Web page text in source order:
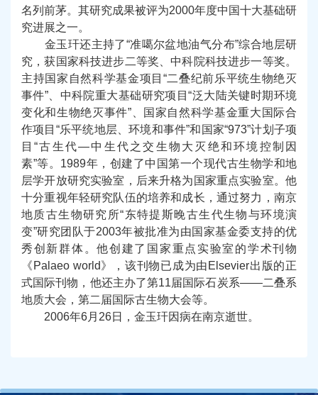
名列前茅。其研究成果被评为2000年度中国十大基础研
究进展之一。
金玉玕还主持了“准噶尔盆地油气分布”综合地层研
究，获国家科技进步二等奖、中科院科技进步一等奖。
主持国家自然科学基金项目“二叠纪前乐平统生物绝灭
事件”、中科院重大基础研究项目“泛大陆关键时期环境
变化和生物绝灭事件”、国家自然科学基金重大国际合
作项目“乐平统地层、环境和事件”和国家“973”计划子项
目“古生代—中生代之交生物大灭绝和环境控制因
素”等。1989年，创建了中国第一个现代古生物学和地
层学开放研究实验室，后来升格为国家重点实验室。他
十分重视年轻研究队伍的培养和成长，通过努力，南京
地质古生物研究所“东特提斯晚古生代生物与环境演
变”研究团队于2003年被批准为由国家基金委支持的优
秀创新群体。他创建了国家重点实验室的学术刊物
《Palaeo world》，该刊物已成为由Elsevier出版的正
式国际刊物，他还主办了第11届国际石炭系——二叠系
地质大会，第二届国际古生物大会等。
2006年6月26日，金玉玕因病在南京逝世。